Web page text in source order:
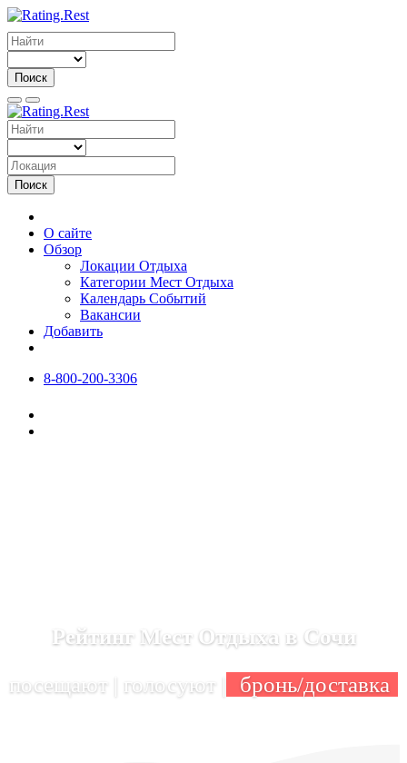
Поиск
Поиск
О сайте
Обзор
Локации Отдыха
Категории Мест Отдыха
Календарь Событий
Вакансии
Добавить
8-800-200-3306
Рейтинг Мест Отдыха в Сочи
посещают | голосуют |
бронь/доставка